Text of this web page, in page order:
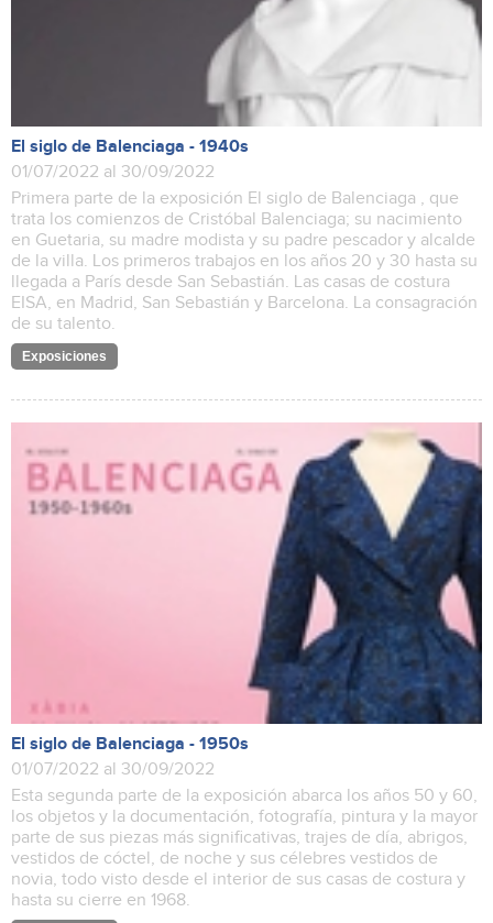
El siglo de Balenciaga - 1940s
01/07/2022 al 30/09/2022
Primera parte de la exposición El siglo de Balenciaga , que
trata los comienzos de Cristóbal Balenciaga; su nacimiento
en Guetaria, su madre modista y su padre pescador y alcalde
de la villa. Los primeros trabajos en los años 20 y 30 hasta su
llegada a París desde San Sebastián. Las casas de costura
EISA, en Madrid, San Sebastián y Barcelona. La consagración
de su talento.
Exposiciones
El siglo de Balenciaga - 1950s
01/07/2022 al 30/09/2022
Esta segunda parte de la exposición abarca los años 50 y 60,
los objetos y la documentación, fotografía, pintura y la mayor
parte de sus piezas más significativas, trajes de día, abrigos,
vestidos de cóctel, de noche y sus célebres vestidos de
novia, todo visto desde el interior de sus casas de costura y
hasta su cierre en 1968.